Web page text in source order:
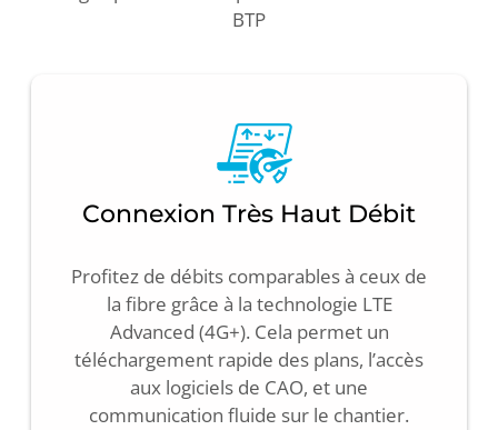
BTP
Connexion Très Haut Débit
Profitez de débits comparables à ceux de
la fibre grâce à la technologie LTE
Advanced (4G+). Cela permet un
téléchargement rapide des plans, l’accès
aux logiciels de CAO, et une
communication fluide sur le chantier.